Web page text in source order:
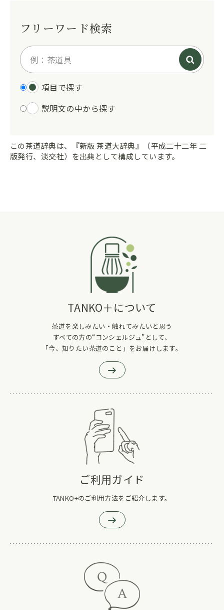
フリーワード検索
項目で探す
説明文の中から探す
この茶道辞典は、『新版 茶道大辞典』（平成二十二年 二
版発行、淡交社）を出典として構成しています。
TANKO＋について
茶道を楽しみたい・触れてみたいと思う
すべての方の“コンシェルジュ”として、
「今、知りたい茶道のこと」をお届けします。
ご利用ガイド
TANKO+のご利用方法をご紹介します。